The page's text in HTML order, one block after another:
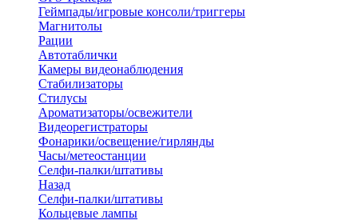
Геймпады/игровые консоли/триггеры
Магнитолы
Рации
Автотаблички
Камеры видеонаблюдения
Стабилизаторы
Стилусы
Ароматизаторы/освежители
Видеорегистраторы
Фонарики/освещение/гирлянды
Часы/метеостанции
Селфи-палки/штативы
Назад
Селфи-палки/штативы
Кольцевые лампы